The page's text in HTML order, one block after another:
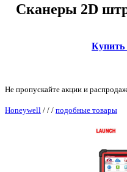
Сканеры 2D
Купить
Не пропускайте акции и
Honeywell / / / подобные товары